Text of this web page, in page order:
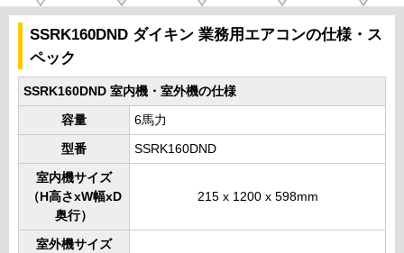
SSRK160DND ダイキン 業務用エアコンの仕様・ス
ペック
SSRK160DND 室内機・室外機の仕様
容量 6馬力
型番 SSRK160DND
室内機サイズ
（H高さxW幅xD
奥行）
215 x 1200 x 598mm
室外機サイズ